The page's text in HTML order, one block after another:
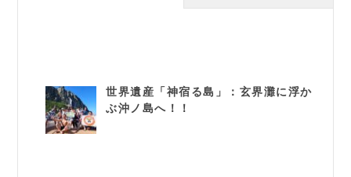
世界遺産「神宿る島」：玄界灘に浮か
ぶ沖ノ島へ！！